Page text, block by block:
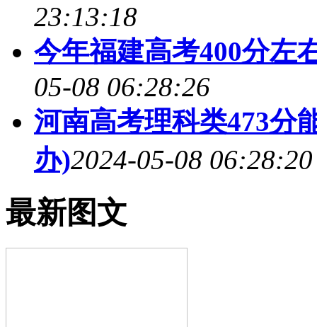
23:13:18
今年福建高考400分左
05-08 06:28:26
河南高考理科类473分
办)2024-05-08 06:28:20
最新图文